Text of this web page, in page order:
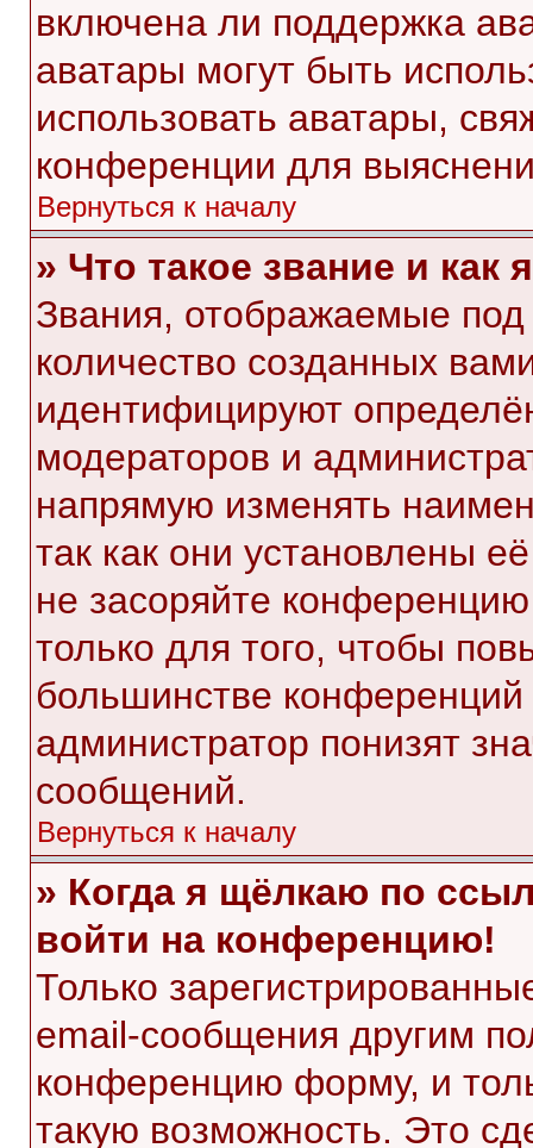
включена ли поддержка
аватары могут быть
использовать аватары,
конференции для
Вернуться к началу
» Что такое звание и как
Звания, отображаемые
количество созданных
идентифицируют
модераторов и
напрямую изменять
так как они установлены
не засоряйте
только для того, чтобы
большинстве
администратор понизят
сообщений.
Вернуться к началу
» Когда я щёлкаю по
войти на конференцию!
Только
email-сообщения другим
конференцию форму, и
такую возможность. Это